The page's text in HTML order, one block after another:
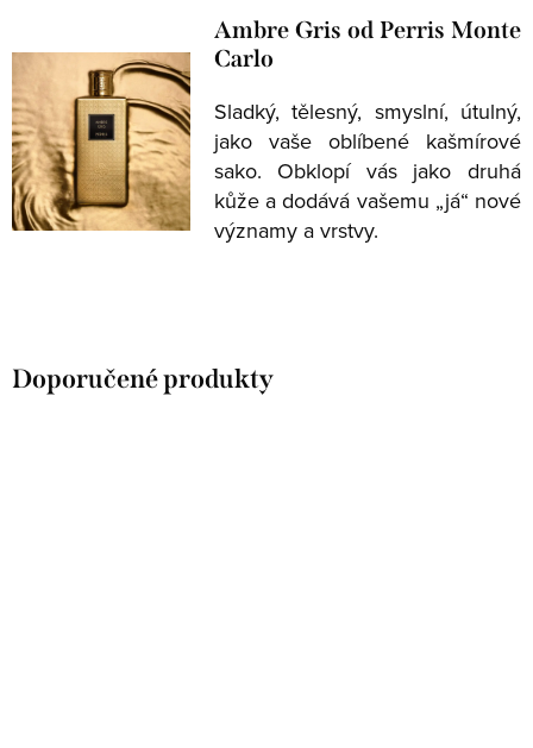
Ambre Gris od Perris Monte
Carlo
Sladký, tělesný, smyslní, útulný,
jako vaše oblíbené kašmírové
sako. Obklopí vás jako druhá
kůže a dodává vašemu „já“ nové
významy a vrstvy.
Doporučené produkty